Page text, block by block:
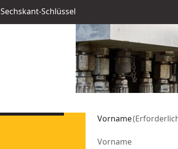
Sechskant-Schlüssel
Vorname(